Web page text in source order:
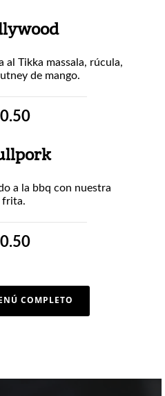
al Tikka massala, rúcula,
de mango.
a la bbq con nuestra
frita.
COMPLETO